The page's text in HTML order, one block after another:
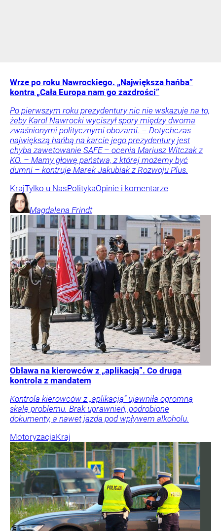
Wrze po roku Nawrockiego. „Największa hańba”
kontra „Cała Europa nam go zazdrości”
Po pierwszym roku prezydentury nic nie wskazuje na to,
żeby Karol Nawrocki wyciszył spory między dwoma
zwaśnionymi politycznymi obozami. – Dotychczas
największą hańbą na karcie jego prezydentury jest
chyba zawetowanie SAFE – ocenia Mariusz Witczak z
KO. – Mamy głowę państwa, z której możemy być
dumni – kontruje Marek Jakubiak z Rozwoju Plus.
KrajTylko u NasPolitykaOpinie i komentarze
Magdalena Frindt
Obława na kierowców z „aplikacją”. Co druga
kontrola z mandatem
Kontrola kierowców z „aplikacją” ujawniła ogromną
skalę problemu. Brak uprawnień, podrobione
dokumenty, a nawet jazda pod wpływem alkoholu.
MotoryzacjaKraj